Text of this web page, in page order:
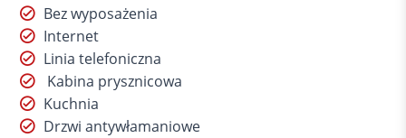
Bez wyposażenia
Internet
Linia telefoniczna
Kabina prysznicowa
Kuchnia
Drzwi antywłamaniowe